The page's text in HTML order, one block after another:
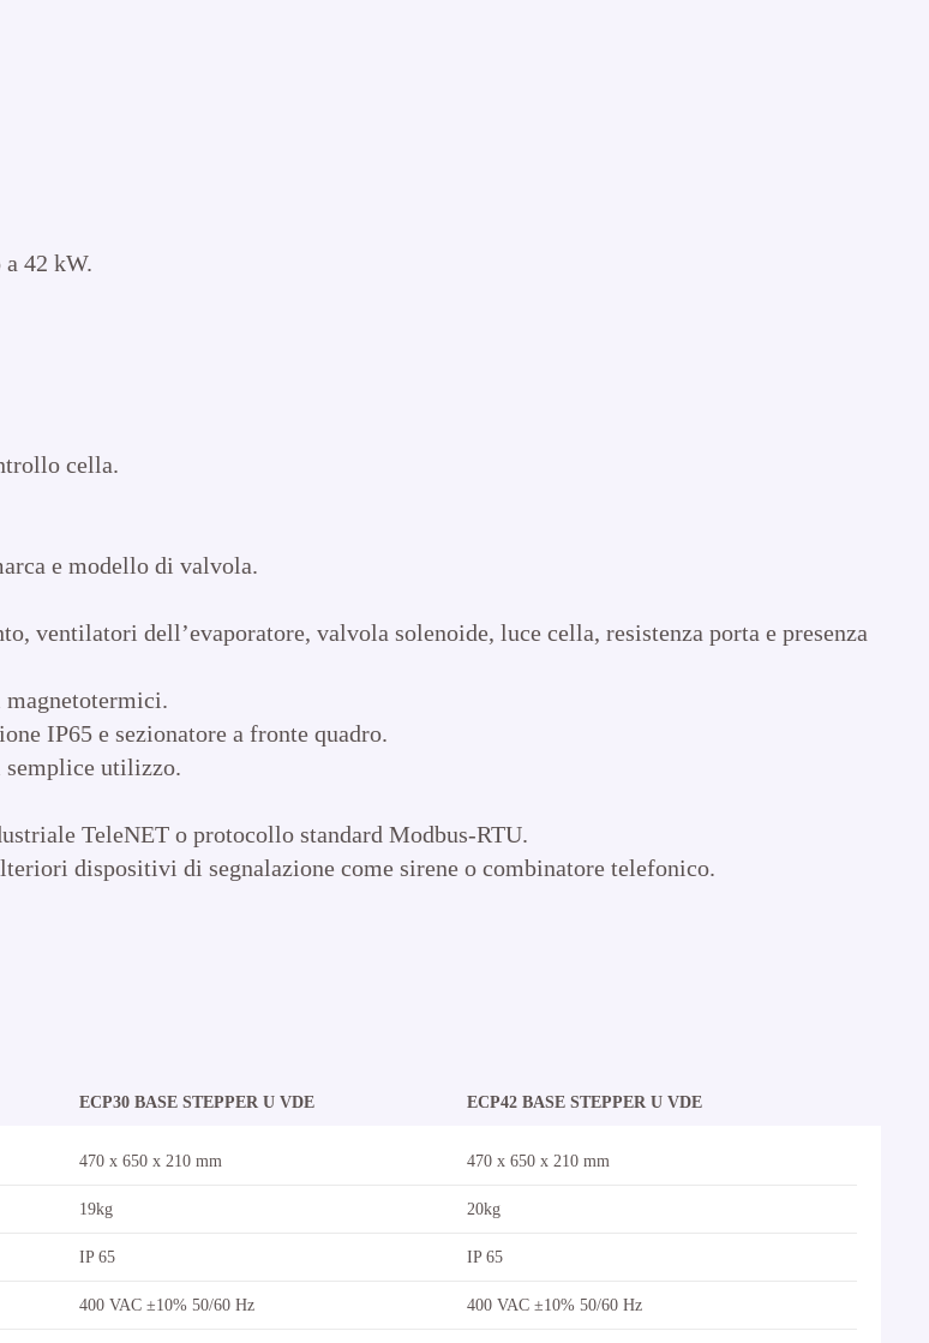
42 kW.
cella.
e modello di valvola.
ventilatori dell’evaporatore, valvola solenoide, luce cella, resistenza porta e presenza
IP65 e sezionatore a fronte quadro.
semplice utilizzo.
TeleNET o protocollo standard Modbus-RTU.
dispositivi di segnalazione come sirene o combinatore telefonico.
ECP30 BASE STEPPER U VDE ECP42 BASE STEPPER U VDE
470 x 650 x 210 mm 470 x 650 x 210 mm
19kg 20kg
IP 65 IP 65
400 VAC ±10% 50/60 Hz 400 VAC ±10% 50/60 Hz